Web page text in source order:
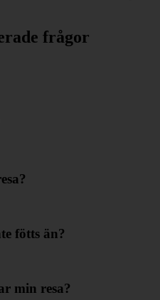
frågor
fötts än?
min resa?